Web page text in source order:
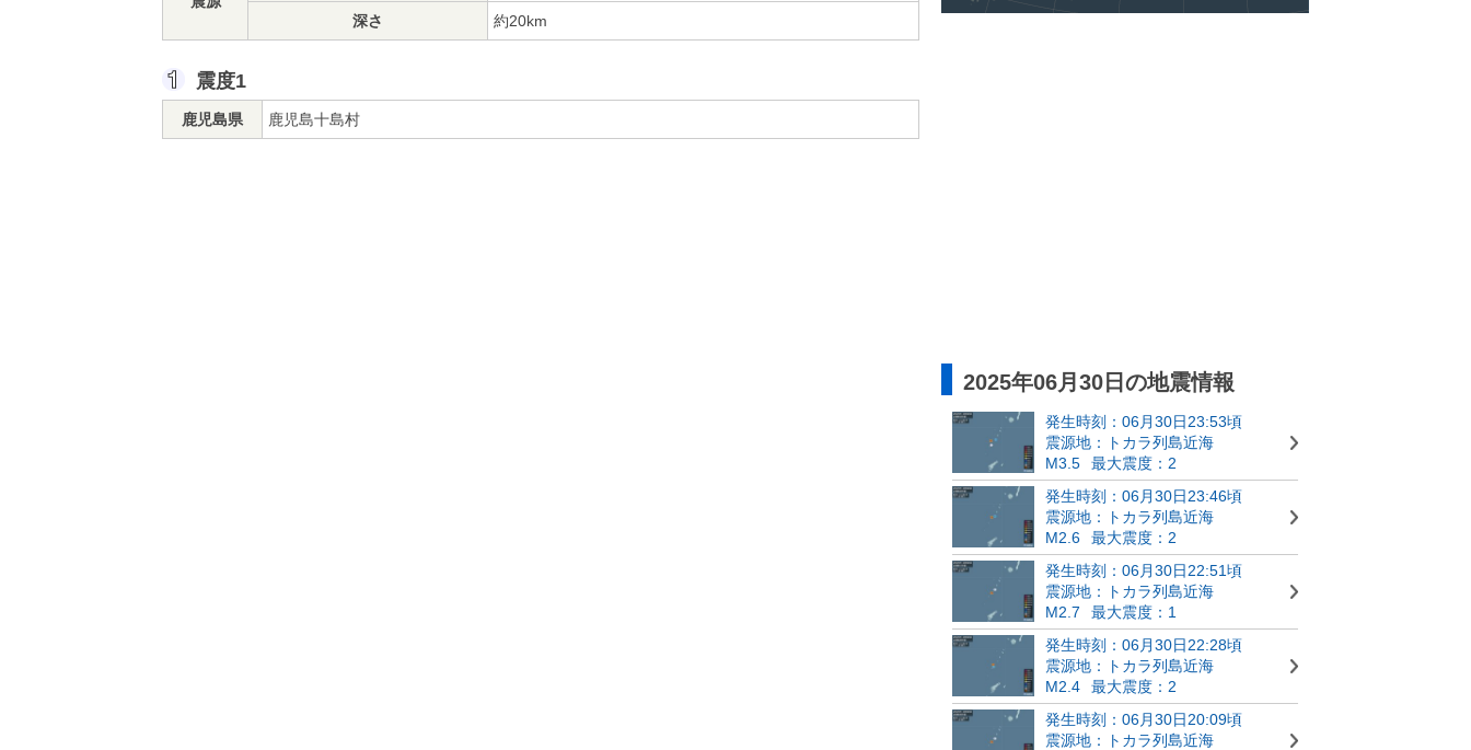
深さ
約20km
震度1
鹿児島県 鹿児島十島村
2025年06月30日の地震情報
発生時刻：06月30日23:53頃
震源地：トカラ列島近海
M3.5
最大震度：2
発生時刻：06月30日23:46頃
震源地：トカラ列島近海
M2.6
最大震度：2
発生時刻：06月30日22:51頃
震源地：トカラ列島近海
M2.7
最大震度：1
発生時刻：06月30日22:28頃
震源地：トカラ列島近海
M2.4
最大震度：2
発生時刻：06月30日20:09頃
震源地：トカラ列島近海